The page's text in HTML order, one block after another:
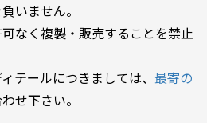
いません。
なく複製・販売することを禁止
テールにつきましては、 最寄の
せ下さい。